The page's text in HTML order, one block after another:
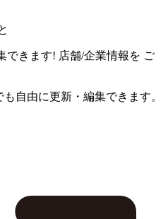
できます! 店舗/企業情報を ご
自由に更新・編集できます。